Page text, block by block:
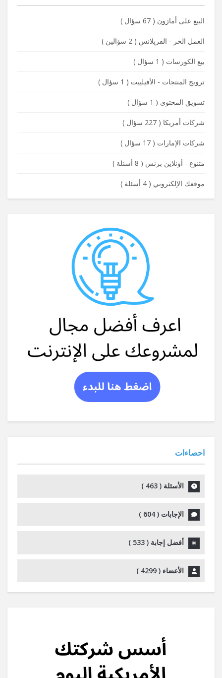
البيع على أمازون ( 67 سؤال )
العمل الحر - الفريلانس ( 2 سؤالين )
بيع الكورسات ( 1 سؤال )
ترويج المنتجات - الأفيلييت ( 1 سؤال )
تسويق المحتوى ( 1 سؤال )
شركات أمريكا ( 227 سؤال )
شركات الإمارات ( 17 سؤال )
متنوع - أونلاين بزنس ( 8 أسئلة )
موقعك الإلكتروني ( 4 أسئلة )
احصاءات
الأسئلة ( 463
)
الإجابات ( 604
)
أفضل إجابة ( 533
)
الأعضاء ( 4299
)